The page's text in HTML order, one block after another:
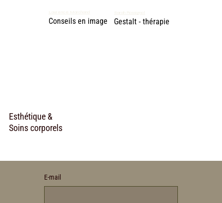
Conseils en image Gestalt - thérapie
Esthétique &
Soins corporels
E‑mail